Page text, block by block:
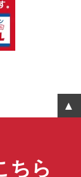
ちら